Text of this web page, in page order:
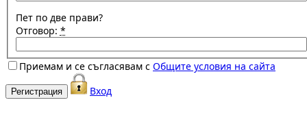
Пет по две прави?
Отговор: *
Приемам и се съгласявам с Общите условия на сайта
Вход